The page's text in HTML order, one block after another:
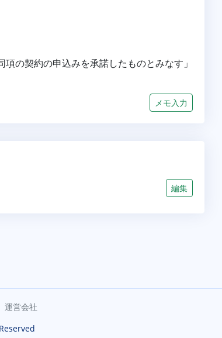
の契約の申込みを承諾したものとみなす」
メモ入力
編集
運営会社